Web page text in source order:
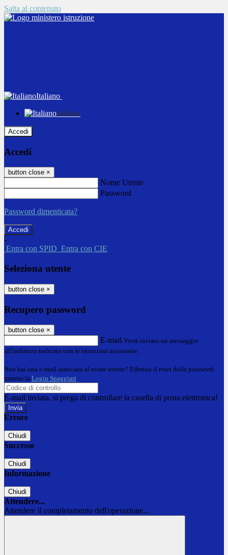
Salta al contenuto
Italiano
Italiano
Accedi
Accedi
button close ×
Nome Utente
Password
Password dimenticata?
-
Entra con SPID Entra con CIE
Seleziona utente
button close ×
Recupero password
button close ×
E-mail Verrà inviato un messaggio
all'indirizzo indicato con le istruzioni necessarie.
Non hai una e-mail associata al nome utente? Effettua il reset della password
tramite la Login Spaggiari
E-mail inviata, si prega di controllare la casella di posta elettronica!
Errore
Chiudi
Successo
Chiudi
Informazione
Chiudi
Attendere...
Attendere il completamento dell'operazione...